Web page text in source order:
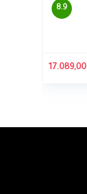
8.9
17.089,00